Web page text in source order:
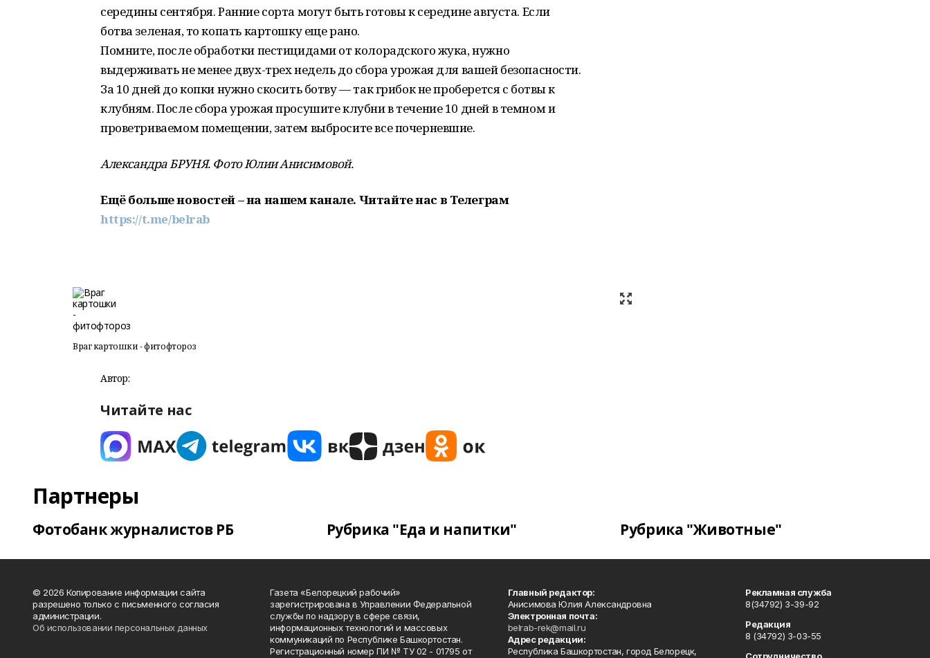
середины сентября. Ранние сорта могут быть готовы к середине августа. Если
ботва зеленая, то копать картошку еще рано.
Помните, после обработки пестицидами от колорадского жука, нужно
выдерживать не менее двух-трех недель до сбора урожая для вашей безопасности.
За 10 дней до копки нужно скосить ботву — так грибок не проберется с ботвы к
клубням. После сбора урожая просушите клубни в течение 10 дней в темном и
проветриваемом помещении, затем выбросите все почерневшие.
Александра БРУНЯ. Фото Юлии Анисимовой.
Ещё больше новостей – на нашем канале. Читайте нас в Телеграм
https://t.me/belrab
Враг картошки - фитофтороз
Автор:
Читайте нас
Партнеры
Фотобанк журналистов РБ Рубрика "Еда и напитки" Рубрика "Животные"
© 2026 Копирование информации сайта
разрешено только с письменного согласия
администрации.
Об использовании персональных данных
Газета «Белорецкий рабочий»
зарегистрирована в Управлении Федеральной
службы по надзору в сфере связи,
информационных технологий и массовых
коммуникаций по Республике Башкортостан.
Регистрационный номер ПИ № ТУ 02 - 01795 от
Главный редактор:
Анисимова Юлия Александровна
Электронная почта:
belrab-rek@mail.ru
Адрес редакции:
Республика Башкортостан, город Белорецк,
Рекламная служба
8(34792) 3-39-92
Редакция
8 (34792) 3-03-55